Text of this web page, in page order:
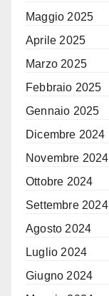
Maggio 2025
Aprile 2025
Marzo 2025
Febbraio 2025
Gennaio 2025
Dicembre 2024
Novembre 2024
Ottobre 2024
Settembre 2024
Agosto 2024
Luglio 2024
Giugno 2024